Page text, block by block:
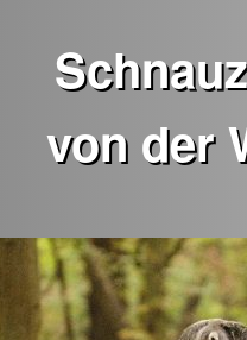
von der